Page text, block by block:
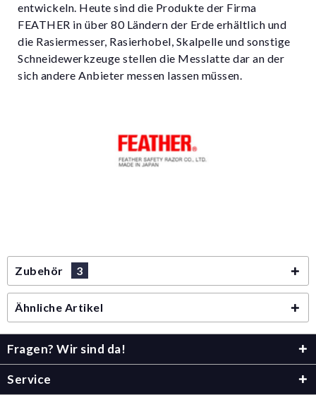
entwickeln. Heute sind die Produkte der Firma
FEATHER in über 80 Ländern der Erde erhältlich und
die Rasiermesser, Rasierhobel, Skalpelle und sonstige
Schneidewerkzeuge stellen die Messlatte dar an der
sich andere Anbieter messen lassen müssen.
Zubehör 3
Ähnliche Artikel
Fragen? Wir sind da!
Service